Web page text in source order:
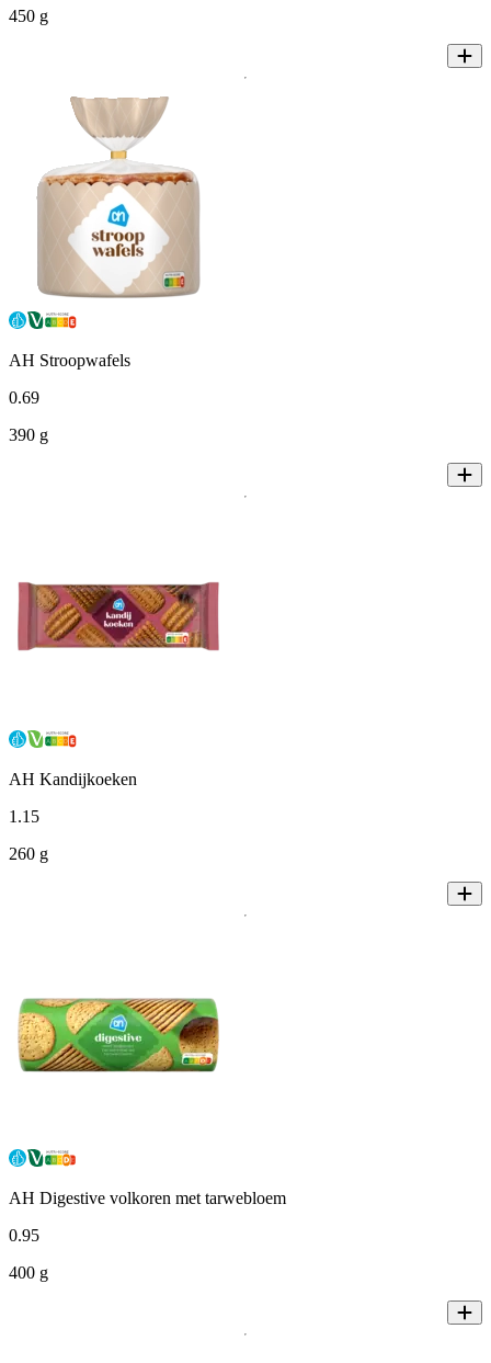
450 g
AH Stroopwafels
0.69
390 g
AH Kandijkoeken
1 .15
260 g
AH Digestive volkoren met tarwebloem
0.95
400 g